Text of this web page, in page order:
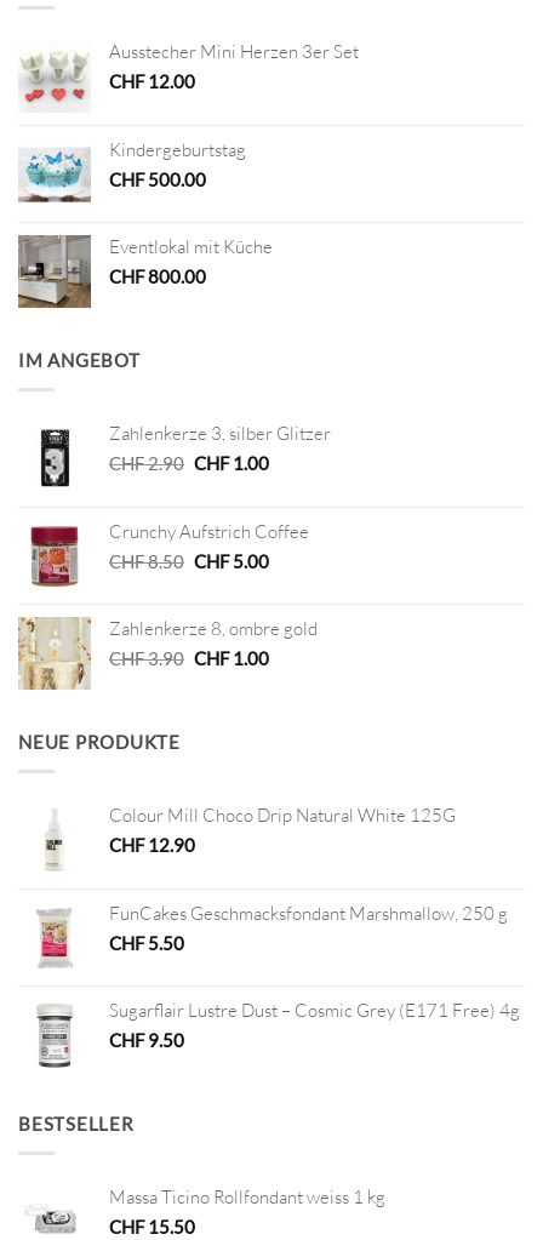
Ausstecher Mini Herzen 3er Set
CHF12.00
Kindergeburtstag
CHF500.00
Eventlokal mit Küche
CHF800.00
IM ANGEBOT
Zahlenkerze 3, silber Glitzer
CHF2.90 Ursprünglicher
CHF 2.90
CHF1.00Aktueller
CHF 1.00.
Crunchy Aufstrich Coffee
CHF8.50 Ursprünglicher
CHF 8.50
CHF5.00Aktueller
CHF 5.00.
Zahlenkerze 8, ombre gold
CHF3.90 Ursprünglicher
CHF1.00Aktueller
NEUE PRODUKTE
Colour Mill Choco Drip Natural White 125G
CHF12.90
FunCakes Geschmacksfondant Marshmallow, 250 g
CHF5.50
Sugarflair Lustre Dust – Cosmic Grey (E171 Free) 4g
CHF9.50
BESTSELLER
Massa Ticino Rollfondant weiss 1 kg
CHF15.50